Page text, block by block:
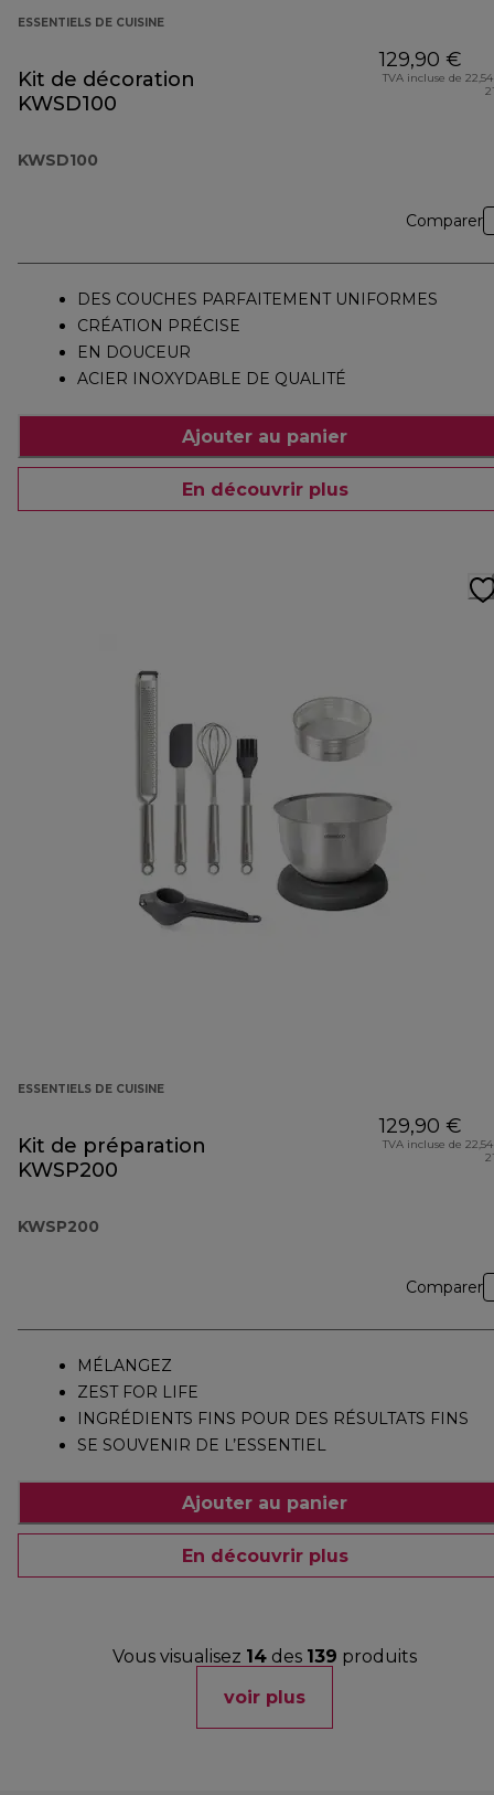
ESSENTIELS DE CUISINE
Kit de décoration
KWSD100
KWSD100
129,90 €
TVA incluse de
Comparer
DES COUCHES PARFAITEMENT UNIFORMES
CRÉATION PRÉCISE
EN DOUCEUR
ACIER INOXYDABLE DE QUALITÉ
Ajouter au panier
En découvrir plus
ESSENTIELS DE CUISINE
Kit de préparation
KWSP200
KWSP200
129,90 €
TVA incluse de
Comparer
MÉLANGEZ
ZEST FOR LIFE
INGRÉDIENTS FINS POUR DES RÉSULTATS FINS
SE SOUVENIR DE L’ESSENTIEL
Ajouter au panier
En découvrir plus
Vous visualisez 14 des 139 produits
voir plus